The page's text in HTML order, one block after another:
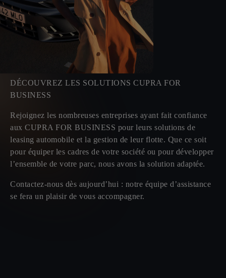
DÉCOUVREZ LES SOLUTIONS CUPRA FOR
BUSINESS
Rejoignez les nombreuses entreprises ayant fait confiance
aux CUPRA FOR BUSINESS pour leurs solutions de
leasing automobile et la gestion de leur flotte. Que ce soit
pour équiper les cadres de votre société ou pour développer
l’ensemble de votre parc, nous avons la solution adaptée.
Contactez-nous dès aujourd’hui : notre équipe d’assistance
se fera un plaisir de vous accompagner.